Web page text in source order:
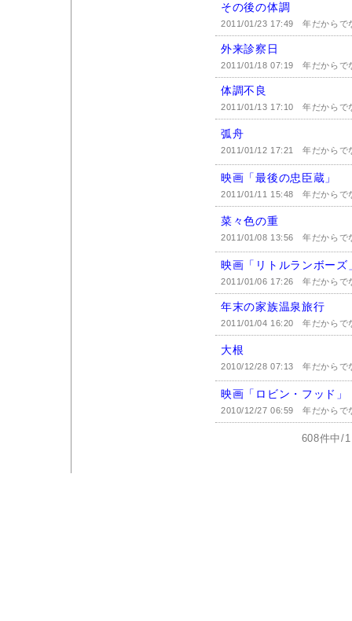
その後の体調
2011/01/23 17:49年だからで
外来診察日
2011/01/18 07:19年だからで
体調不良
2011/01/13 17:10年だからで
弧舟
2011/01/12 17:21年だからで
映画「最後の忠臣蔵」
2011/01/11 15:48年だからで
菜々色の重
2011/01/08 13:56年だからで
映画「リトルランボーズ
2011/01/06 17:26年だからで
年末の家族温泉旅行
2011/01/04 16:20年だからで
大根
2010/12/28 07:13年だからで
映画「ロビン・フッド」
2010/12/27 06:59年だからで
608件中